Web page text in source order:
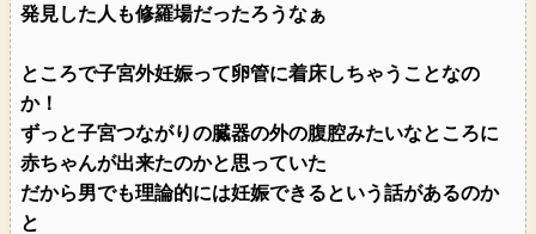
発見した人も修羅場だったろうなぁ
ところで子宮外妊娠って卵管に着床しちゃうことなの
か！
ずっと子宮つながりの臓器の外の腹腔みたいなところに
赤ちゃんが出来たのかと思っていた
だから男でも理論的には妊娠できるという話があるのか
と